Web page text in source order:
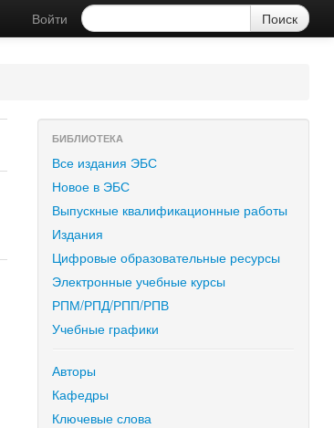
Войти
БИБЛИОТЕКА
Все издания ЭБС
Новое в ЭБС
Выпускные квалификационные работы
Издания
Цифровые образовательные ресурсы
Электронные учебные курсы
РПМ/РПД/РПП/РПВ
Учебные графики
Авторы
Кафедры
Ключевые слова